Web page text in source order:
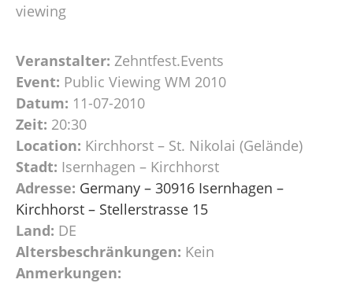
viewing
Veranstalter: Zehntfest.Events
Event: Public Viewing WM 2010
Datum: 11-07-2010
Zeit: 20:30
Location: Kirchhorst – St. Nikolai (Gelände)
Stadt: Isernhagen – Kirchhorst
Adresse: Germany – 30916 Isernhagen –
Kirchhorst – Stellerstrasse 15
Land: DE
Altersbeschränkungen: Kein
Anmerkungen: